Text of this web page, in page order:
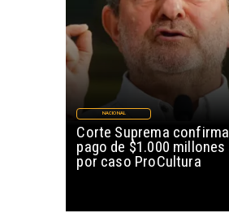
Corte Suprema confirma
pago de $1.000 millones
por caso ProCultura
NACIONAL